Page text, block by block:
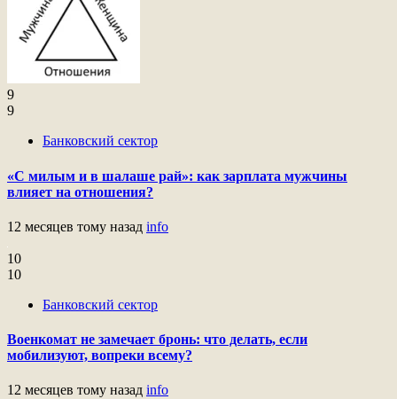
9
9
Банковский сектор
«С милым и в шалаше рай»: как зарплата мужчины
влияет на отношения?
12 месяцев тому назад info
10
10
Банковский сектор
Военкомат не замечает бронь: что делать, если
мобилизуют, вопреки всему?
12 месяцев тому назад info